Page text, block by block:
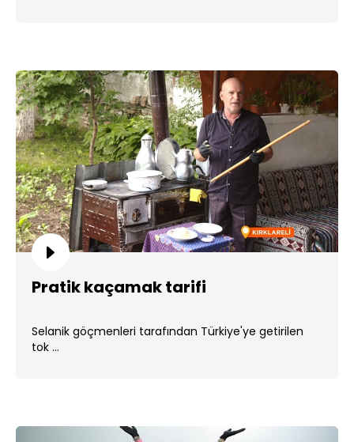
Pratik kaçamak tarifi
Selanik göçmenleri tarafından Türkiye'ye getirilen
tok ...